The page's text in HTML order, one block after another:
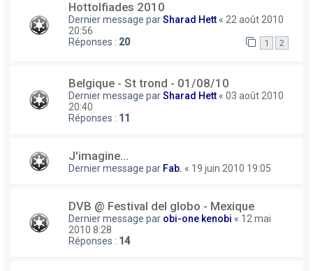
Hottolfiades 2010
Dernier message parSharad Hett « 22 août 2010
20:56
Réponses : 20 1 2
Belgique - St trond - 01/08/10
Dernier message parSharad Hett « 03 août 2010
20:40
Réponses : 11
J'imagine...
Dernier message par Fab. « 19 juin 2010 19:05
DVB @ Festival del globo - Mexique
Dernier message par obi-one kenobi « 12 mai
2010 8:28
Réponses : 14